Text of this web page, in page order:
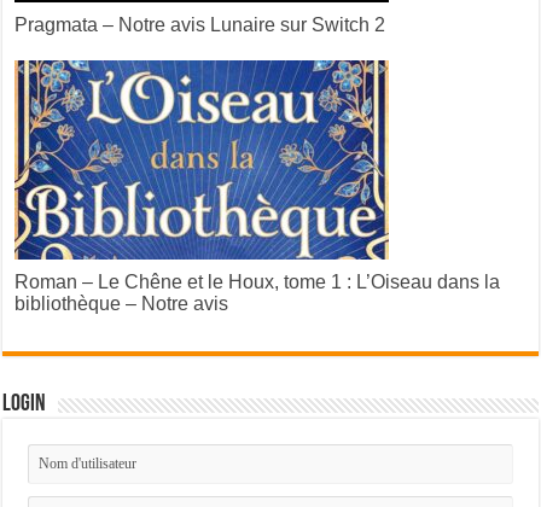
Pragmata – Notre avis Lunaire sur Switch 2
Roman – Le Chêne et le Houx, tome 1 : L’Oiseau dans la
bibliothèque – Notre avis
Login